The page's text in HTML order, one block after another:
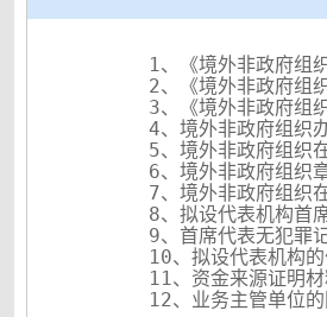
1、
《境外非政府组
2、 《境外非政府组
3、
《境外非政府组
4、境外非政府组织
5、境外非政府组织
6、境外非政府组织
7、境外非政府组织
8、拟设代表机构首
9、 首席代表无犯罪
10、拟设代表机构的
11、 资金来源证明材
12、 业务主管单位的